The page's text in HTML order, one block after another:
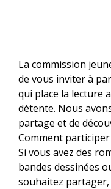
La commission
de vous inviter à
qui place la lecture
détente. Nous
partage et de
Comment participer
Si vous avez des
bandes dessinées
souhaitez